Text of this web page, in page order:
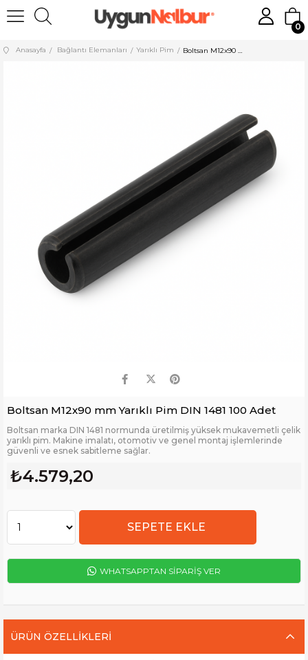
0
Anasayfa Bağlantı Elemanları Yarıklı Pim
Boltsan M12x90 mm Yarıklı Pim DIN 1481 100 Adet
Boltsan marka DIN 1481 normunda üretilmiş yüksek mukavemetli çelik
yarıklı pim. Makine imalatı, otomotiv ve genel montaj işlemlerinde
güvenli ve esnek sabitleme sağlar.
₺4.579,20
WHATSAPPTAN SİPARİŞ VER
ÜRÜN ÖZELLIKLERI